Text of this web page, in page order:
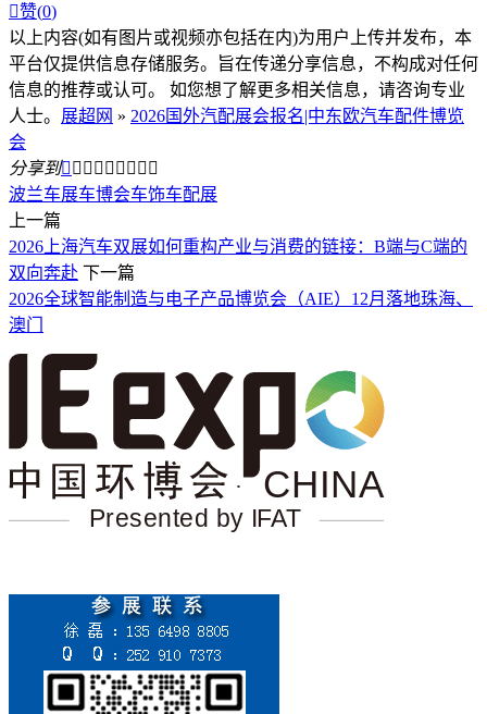
赞(0)
以上内容(如有图片或视频亦包括在内)为用户上传并发布，本
平台仅提供信息存储服务。旨在传递分享信息，不构成对任何
信息的推荐或认可。 如您想了解更多相关信息，请咨询专业
人士。 展超网 » 2026国外汽配展会报名|中东欧汽车配件博览
会
分享到        
波兰车展车博会车饰车配展
上一篇
2026上海汽车双展如何重构产业与消费的链接：B端与C端的
双向奔赴 下一篇
2026全球智能制造与电子产品博览会（AIE）12月落地珠海、
澳门